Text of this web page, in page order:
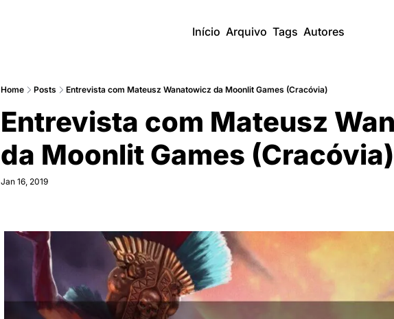
Início Arquivo Tags Autores
Home Posts Entrevista com Mateusz Wanatowicz da Moonlit Games (Cracóvia)
Entrevista com Mateusz
da Moonlit Games (Cracóvia)
Jan 16, 2019